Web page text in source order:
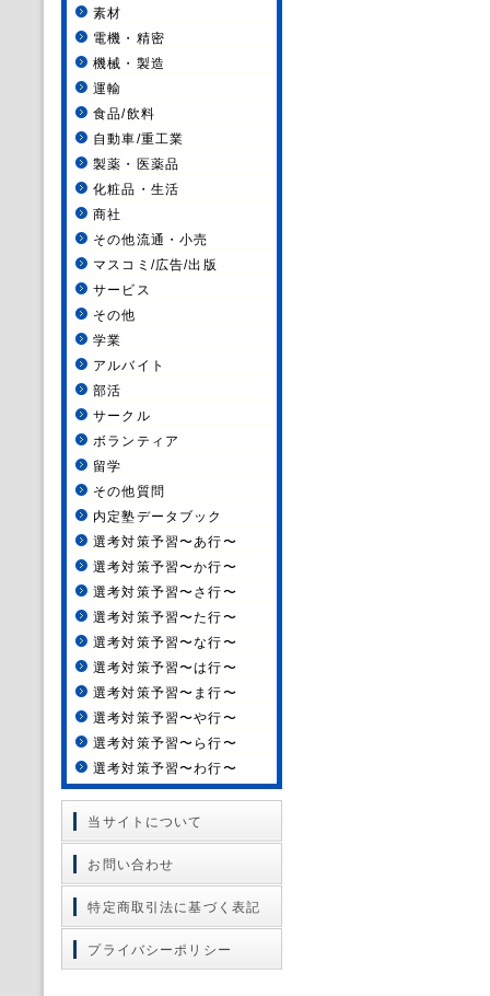
素材
電機・精密
機械・製造
運輸
食品/飲料
自動車/重工業
製薬・医薬品
化粧品・生活
商社
その他流通・小売
マスコミ/広告/出版
サービス
その他
学業
アルバイト
部活
サークル
ボランティア
留学
その他質問
内定塾データブック
選考対策予習〜あ行〜
選考対策予習〜か行〜
選考対策予習〜さ行〜
選考対策予習〜た行〜
選考対策予習〜な行〜
選考対策予習〜は行〜
選考対策予習〜ま行〜
選考対策予習〜や行〜
選考対策予習〜ら行〜
選考対策予習〜わ行〜
当サイトについて
お問い合わせ
特定商取引法に基づく表記
プライバシーポリシー